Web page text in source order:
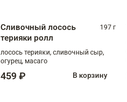
Сливочный лосось
терияки ролл
197 г
лосось терияки, сливочный сыр,
огурец, масаго
459 ₽ В корзину